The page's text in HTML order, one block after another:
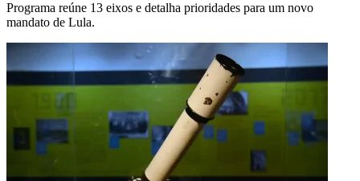
Programa reúne 13 eixos e detalha prioridades para um novo
mandato de Lula.